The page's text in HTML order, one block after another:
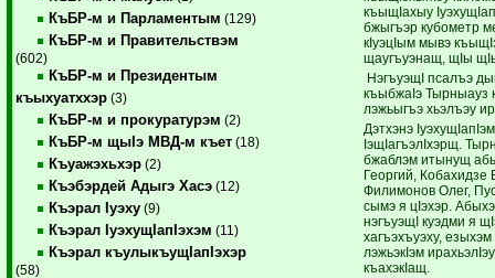
КъБР-м и Парламентым (129)
КъБР-м и Правительствэм
(602)
КъБР-м и Президентым
къыхуатххэр (3)
КъБР-м и прокуратурэм (2)
КъБР-м щыIэ МВД-м къет (18)
Къуажэхьхэр (2)
Къэбэрдей Адыгэ Хасэ (12)
Къэрал Iуэху (9)
Къэрал IуэхущIапIэхэм (11)
Къэрал къулыкъущIапIэхэр
(58)
къыщIахыу
бжыгъэр кубометр
кIуэцIым мывэ
щаугъуэнащ, щIы
НэгъуэщI псалъэ
къыбжаIэ Тырныауз
лэжьыгъэ хьэлъэу
Дэтхэнэ
IэщIагъэлIхэрщ.
бжаблэм итынущ
Георгий, Кобахидзе
Филимонов Олег,
сымэ я цIэхэр.
нэгъуэщI куэдми я
хагъэхъуэху,
лэжьэкIэм
къахэкIащ.